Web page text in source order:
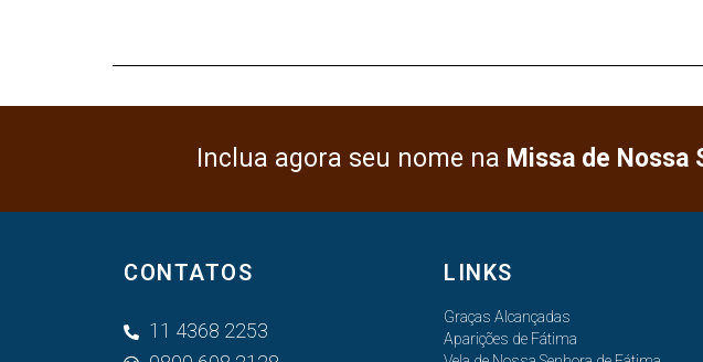
Inclua agora seu nome na Missa de Nossa
CONTATOS
11 4368 2253
LINKS
Graças Alcançadas
Aparições de Fátima